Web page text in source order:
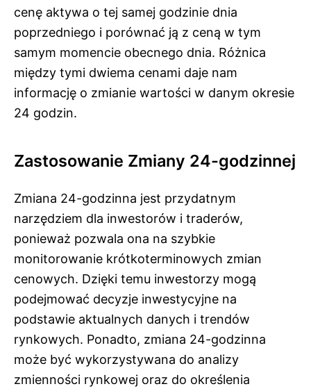
cenę aktywa o tej samej godzinie dnia
poprzedniego i porównać ją z ceną w tym
samym momencie obecnego dnia. Różnica
między tymi dwiema cenami daje nam
informację o zmianie wartości w danym okresie
24 godzin.
Zastosowanie Zmiany 24-godzinnej
Zmiana 24-godzinna jest przydatnym
narzędziem dla inwestorów i traderów,
ponieważ pozwala ona na szybkie
monitorowanie krótkoterminowych zmian
cenowych. Dzięki temu inwestorzy mogą
podejmować decyzje inwestycyjne na
podstawie aktualnych danych i trendów
rynkowych. Ponadto, zmiana 24-godzinna
może być wykorzystywana do analizy
zmienności rynkowej oraz do określenia